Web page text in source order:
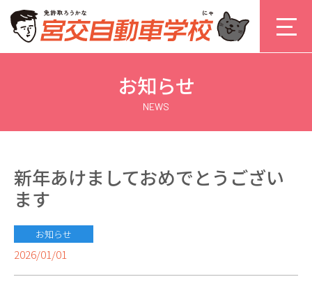
お知らせ
NEWS
新年あけましておめでとうござい
ます
お知らせ
2026/01/01